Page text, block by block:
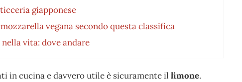
giapponese
vegana secondo questa classifica
vita: dove andare
cucina e davvero utile è sicuramente il limone.